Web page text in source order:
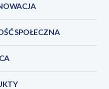
SPOŁECZNA